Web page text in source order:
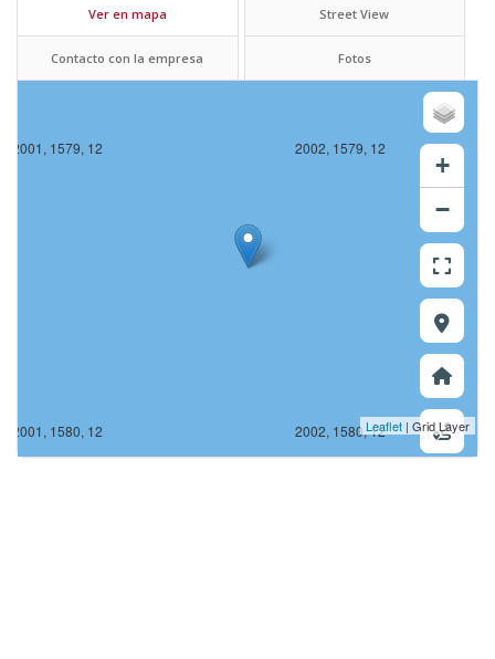
Ver en mapa Street View
Contacto con la empresa Fotos
2001, 1579, 12 2002, 1579, 12
2001, 1580, 12 2002, 1580, 12
+
−
Leaflet | Grid Layer